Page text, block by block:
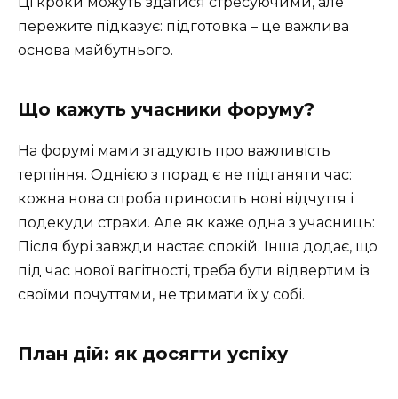
пережите підказує: підготовка – це важлива
основа майбутнього.
Що кажуть учасники форуму?
На форумі мами згадують про важливість
терпіння. Однією з порад є не підганяти час:
кожна нова спроба приносить нові відчуття і
подекуди страхи. Але як каже одна з учасниць:
Після бурі завжди настає спокій. Інша додає, що
під час нової вагітності, треба бути відвертим із
своїми почуттями, не тримати їх у собі.
План дій: як досягти успіху